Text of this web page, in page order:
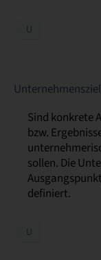
U
Sind konkrete
bzw.
sollen. Die
definiert.
U